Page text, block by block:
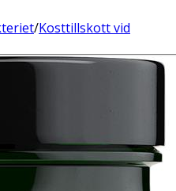
/Kosttillskott vid